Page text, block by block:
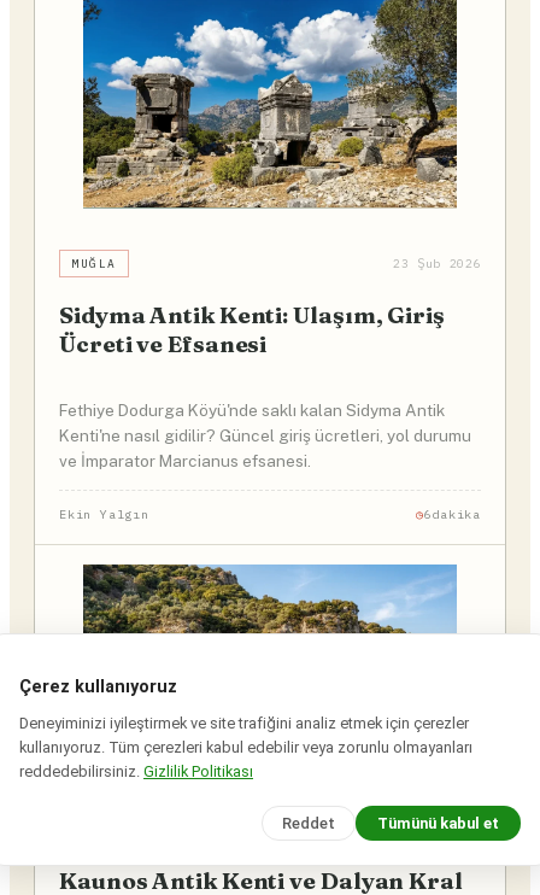
MUĞLA 23 Şub 2026
Sidyma Antik Kenti: Ulaşım, Giriş
Ücreti ve Efsanesi
Fethiye Dodurga Köyü'nde saklı kalan Sidyma Antik
Kenti'ne nasıl gidilir? Güncel giriş ücretleri, yol durumu
ve İmparator Marcianus efsanesi.
Ekin Yalgın 6dakika
20 Şub 2026
Kaunos Antik Kenti ve Dalyan Kral
Çerez kullanıyoruz
Deneyiminizi iyileştirmek ve site trafiğini analiz etmek için çerezler
kullanıyoruz. Tüm çerezleri kabul edebilir veya zorunlu olmayanları
reddedebilirsiniz. Gizlilik Politikası
Reddet Tümünü kabul et